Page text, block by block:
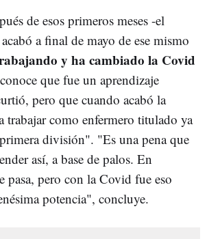
de esos primeros meses -el
a final de mayo de ese mismo
y ha cambiado la Covid
que fue un aprendizaje
pero que cuando acabó la
trabajar como enfermero titulado ya
división". "Es una pena que
así, a base de palos. En
pasa, pero con la Covid fue eso
potencia", concluye.